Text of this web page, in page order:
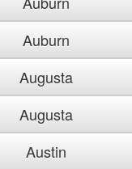
Auburn
Augusta
Augusta
Austin